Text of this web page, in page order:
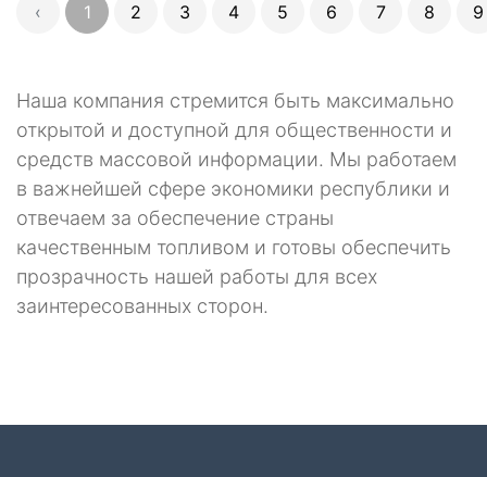
‹ 1 2 3 4 5 6 7 8 9
Наша компания стремится быть максимально
открытой и доступной для общественности и
средств массовой информации. Мы работаем
в важнейшей сфере экономики республики и
отвечаем за обеспечение страны
качественным топливом и готовы обеспечить
прозрачность нашей работы для всех
заинтересованных сторон.